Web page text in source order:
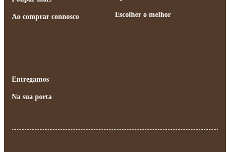
Ao comprar connosco Escolher o melhor
Entregamos
Na sua porta